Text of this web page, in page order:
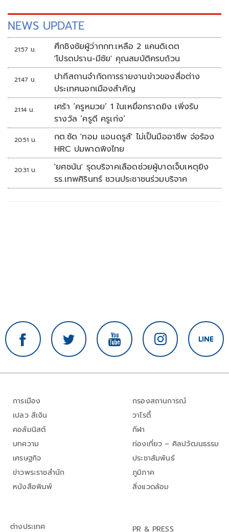
NEWS UPDATE
21:57 น.
ศึกชิงชัยผู้ว่ากกท.เหลือ 2 แคนดิเดต
'โปรดปราน-มีชัย' คุณสมบัติครบถ้วน
21:47 น.
ปากีสถานจำกัดการรายงานข่าวของสื่อต่าง
ประเทศนอกเมืองสำคัญ
21:14 น.
เศร้า ‘ครูหมวย’ 1 ในเหยื่อกราดยิง เพิ่งรับ
รางวัล ‘ครูดี ครูเก่ง’
20:51 น.
กต.ซัด 'ทอม แอนดรูส์' ไม่เป็นมืออาชีพ จ่อร้อง
HRC ปมพาดพิงไทย
20:31 น.
'ยศชนัน' รุดบริจาคเลือดช่วยผู้บาดเจ็บเหตุยิง
รร.เทพศิรินทร์ ชวนประชาชนร่วมบริจาค
การเมือง
เปลว สีเงิน
คอลัมนิสต์
บทความ
เศรษฐกิจ
ข่าวพระราชสำนัก
หนังสือพิมพ์
กรองสถานการณ์
วาไรตี้
กีฬา
ท่องเที่ยว – ศิลปวัฒนธรรม
ประชาสัมพันธ์
ภูมิภาค
สิ่งแวดล้อม
ต่างประเทศ PR & PRESS